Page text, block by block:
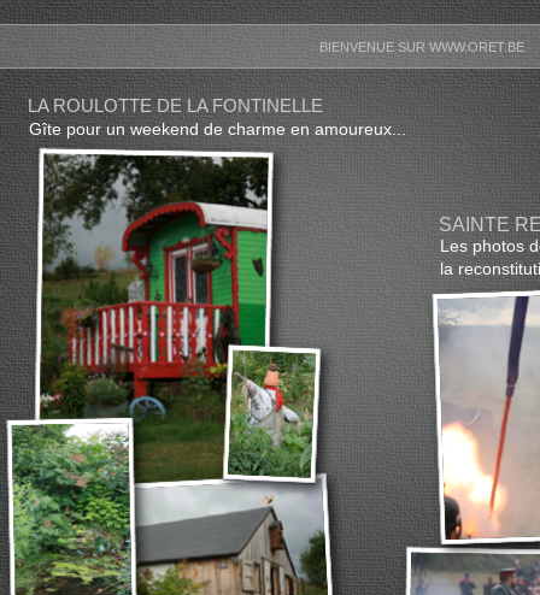
BIENVENUE SUR WWW.ORET.BE
LA ROULOTTE DE LA FONTINELLE
Gîte pour un weekend de charme en amoureux...
SAINTE
Les photos
la